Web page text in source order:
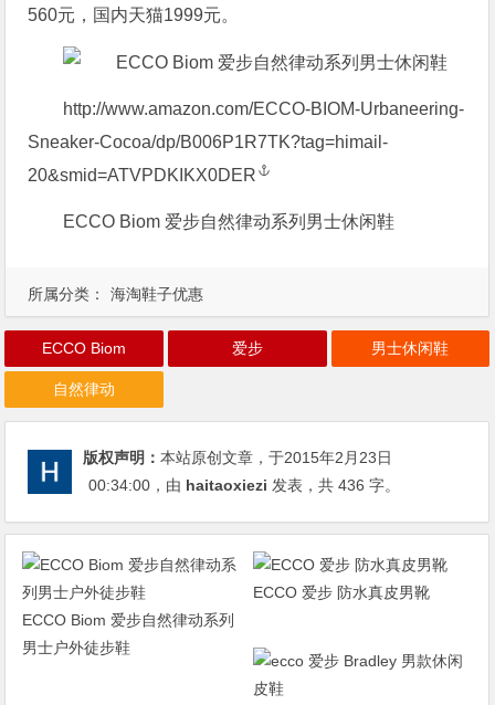
所属分类： 海淘鞋子优惠
560元，国内天猫1999元。
http://www.amazon.com/ECCO-BIOM-Urbaneering-
Sneaker-Cocoa/dp/B006P1R7TK?tag=himail-
20&smid=ATVPDKIKX0DER
ECCO Biom 爱步自然律动系列男士休闲鞋
ECCO Biom 爱步 男士休闲鞋
自然律动
版权声明：本站原创文章，于2015年2月23日
00:34:00 ，由 haitaoxiezi 发表，共 436 字。
ECCO Biom 爱步自然律动系列
男士户外徒步鞋
ECCO 爱步 防水真皮男靴